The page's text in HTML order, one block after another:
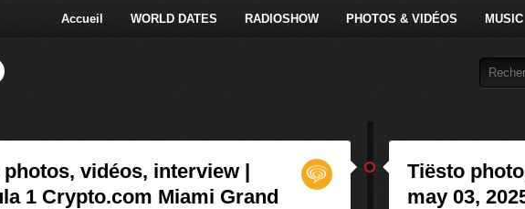
Accueil WORLD DATES RADIOSHOW PHOTOS & VIDÉOS MUSIC
photos, vidéos, interview |
1 Crypto.com Miami Grand
Tiësto
may 03,